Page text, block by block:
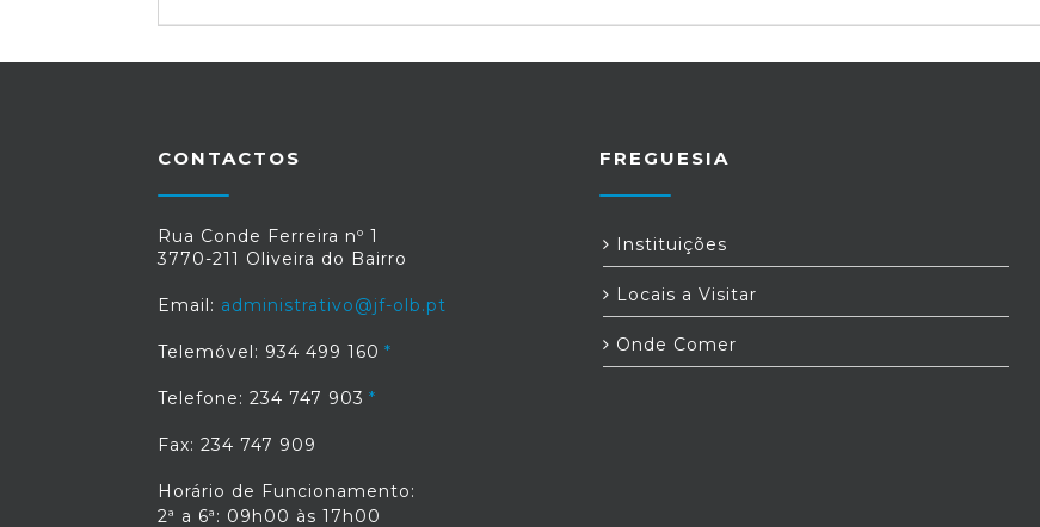
CONTACTOS
Rua Conde Ferreira nº 1
3770-211 Oliveira do Bairro
Email: administrativo@jf-olb.pt
Telemóvel: 934 499 160
Telefone: 234 747 903
Fax: 234 747 909
Horário de Funcionamento:
2ª a 6ª: 09h00 às 17h00
FREGUESIA
Instituições
Locais a Visitar
Onde Comer